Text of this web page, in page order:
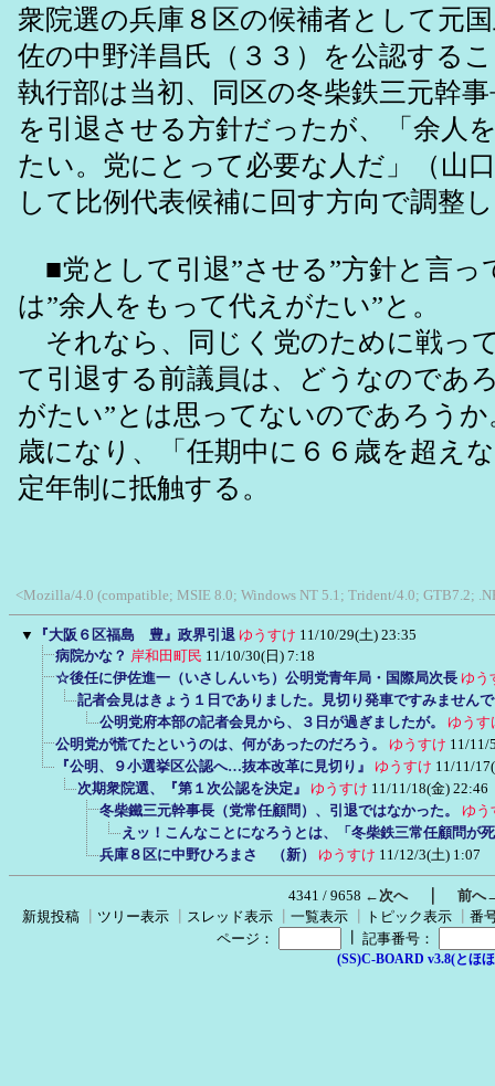
衆院選の兵庫８区の候補者として元
佐の中野洋昌氏（３３）を公認する
執行部は当初、同区の冬柴鉄三元幹
を引退させる方針だったが、「余人
たい。党にとって必要な人だ」（山
して比例代表候補に回す方向で調整
■党として引退”させる”方針と言っ
は”余人をもって代えがたい”と。
それなら、同じく党のために戦っ
て引退する前議員は、どうなのであ
がたい”とは思ってないのであろう
歳になり、「任期中に６６歳を超え
定年制に抵触する。
<Mozilla/4.0 (compatible; MSIE 8.0; Windows NT 5.1; Trident/4.0; GTB7.2;
▼ 『大阪６区福島 豊』政界引退 ゆうすけ 11/10/29(土) 23:35
病院かな？ 岸和田町民 11/10/30(日) 7:18
☆後任に伊佐進一（いさしんいち）公明党青年局・国際局次長 ゆう
記者会見はきょう１日でありました。見切り発車ですみません
公明党府本部の記者会見から、３日が過ぎましたが。
ゆうす
公明党が慌てたというのは、何があったのだろう。
ゆうすけ 11/11/
『公明、９小選挙区公認へ…抜本改革に見切り』
ゆうすけ 11/11/
次期衆院選、『第１次公認を決定』
ゆうすけ 11/11/18(金) 22:46
冬柴鐵三元幹事長（党常任顧問）、引退ではなかった。
ゆう
えッ！こんなことになろうとは、「冬柴鉄三常任顧問が
兵庫８区に中野ひろまさ （新）
ゆうすけ 11/12/3(土) 1:07
4341 / 9658 ←次へ｜ 前へ
新規投稿
ツリー表示 スレッド表示 一覧表示 トピック表示
番
ページ：
記事番号：
(SS)C-BOARD v3.8(とほ